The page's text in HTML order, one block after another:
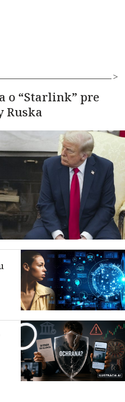
o “Starlink” pre
Ruska